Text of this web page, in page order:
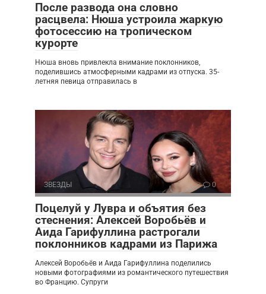
После развода она словно
расцвела: Нюша устроила жаркую
фотосессию на тропическом
курорте
Нюша вновь привлекла внимание поклонников,
поделившись атмосферными кадрами из отпуска. 35-
летняя певица отправилась в
ЗВЕЗДЫ 0
Поцелуй у Лувра и объятия без
стеснения: Алексей Воробьёв и
Аида Гарифуллина растрогали
поклонников кадрами из Парижа
Алексей Воробьёв и Аида Гарифуллина поделились
новыми фотографиями из романтического путешествия
во Францию. Супруги